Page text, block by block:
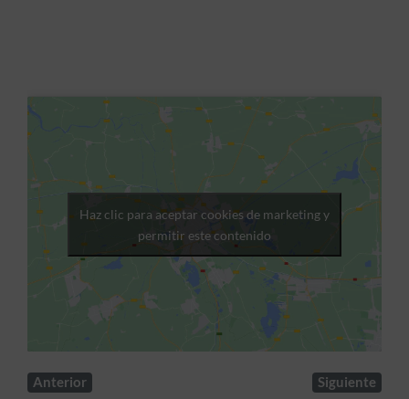
Haz clic para aceptar cookies de marketing y
permitir este contenido
Anterior Siguiente